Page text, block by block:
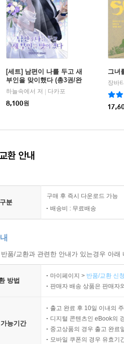
[세트] 남편이 나를 두고 새
부인을 맞이했다 (총3권/완
결)
하늘속에서 저
다카포
8,100원
그녀
환 안내
분
구매 후 즉시 다운로드 가능
배송비 : 무료배송
품/교환과 관련한 안내가 있는경우 아
방법
마이페이지 > 반품/교환 신
판매자 배송 상품은 판매자
능기간
출고 완료 후 10일 이내의
디지털 콘텐츠인 eBook의
중고상품의 경우 출고 완료
모바일 쿠폰의 경우 유효기